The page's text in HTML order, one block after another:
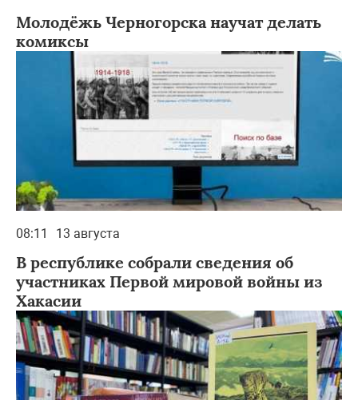
Молодёжь Черногорска научат делать
комиксы
08:11 13 августа
В республике собрали сведения об
участниках Первой мировой войны из
Хакасии